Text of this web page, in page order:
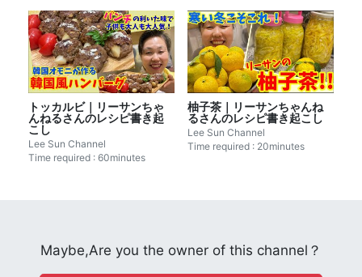
トッカルビ｜リーサンちゃ
んねるさんのレシピ書き起
こし
Lee Sun Channel
Time required : 60minutes
柚子茶｜リーサンちゃんね
るさんのレシピ書き起こし
Lee Sun Channel
Time required : 20minutes
Maybe,Are you the owner of this channel？